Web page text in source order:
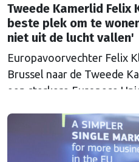
Tweede Kamerlid Felix
beste plek om te
niet uit de lucht vallen'
Europavoorvechter Felix
Brussel naar de Tweede
een sterkere Europese
heeft kunnen proeven
Haagse politiek?